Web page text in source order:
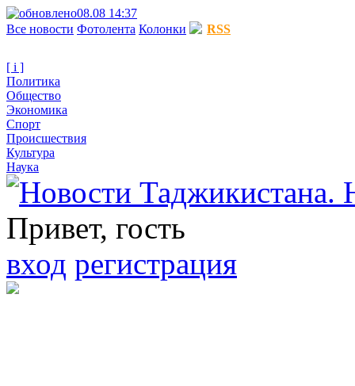
08.08 14:37
Все новости Фотолента Колонки RSS
[ i ]
Политика
Общество
Экономика
Спорт
Происшествия
Культура
Наука
Привет, гость
вход регистрация